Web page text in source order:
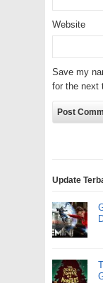
Website
Save my
for the next
Update